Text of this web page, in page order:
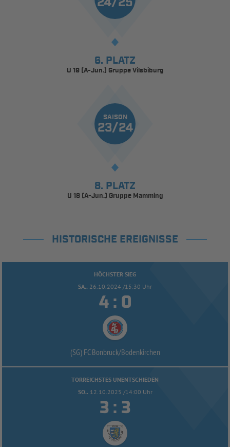
6. PLATZ
U 19 (A-Jun.) Gruppe Vilsbiburg
SAISON
23/24
8. PLATZ
U 18 (A-Jun.) Gruppe Mamming
HISTORISCHE EREIGNISSE
HÖCHSTER SIEG
SA.. 26.10.2024 /15:30 Uhr
 : 
(SG) FC Bonbruck/Bodenkirchen
TORREICHSTES UNENTSCHIEDEN
SO.. 12.10.2025 /14:00 Uhr
 : 